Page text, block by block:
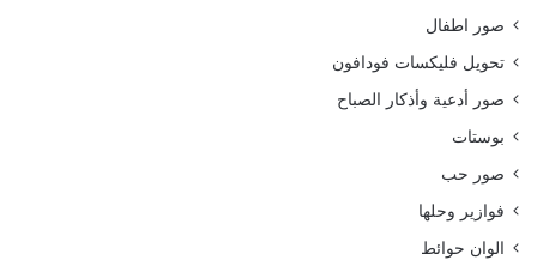
صور اطفال
تحويل فليكسات فودافون
صور أدعية وأذكار الصباح
بوستات
صور حب
فوازير وحلها
الوان حوائط